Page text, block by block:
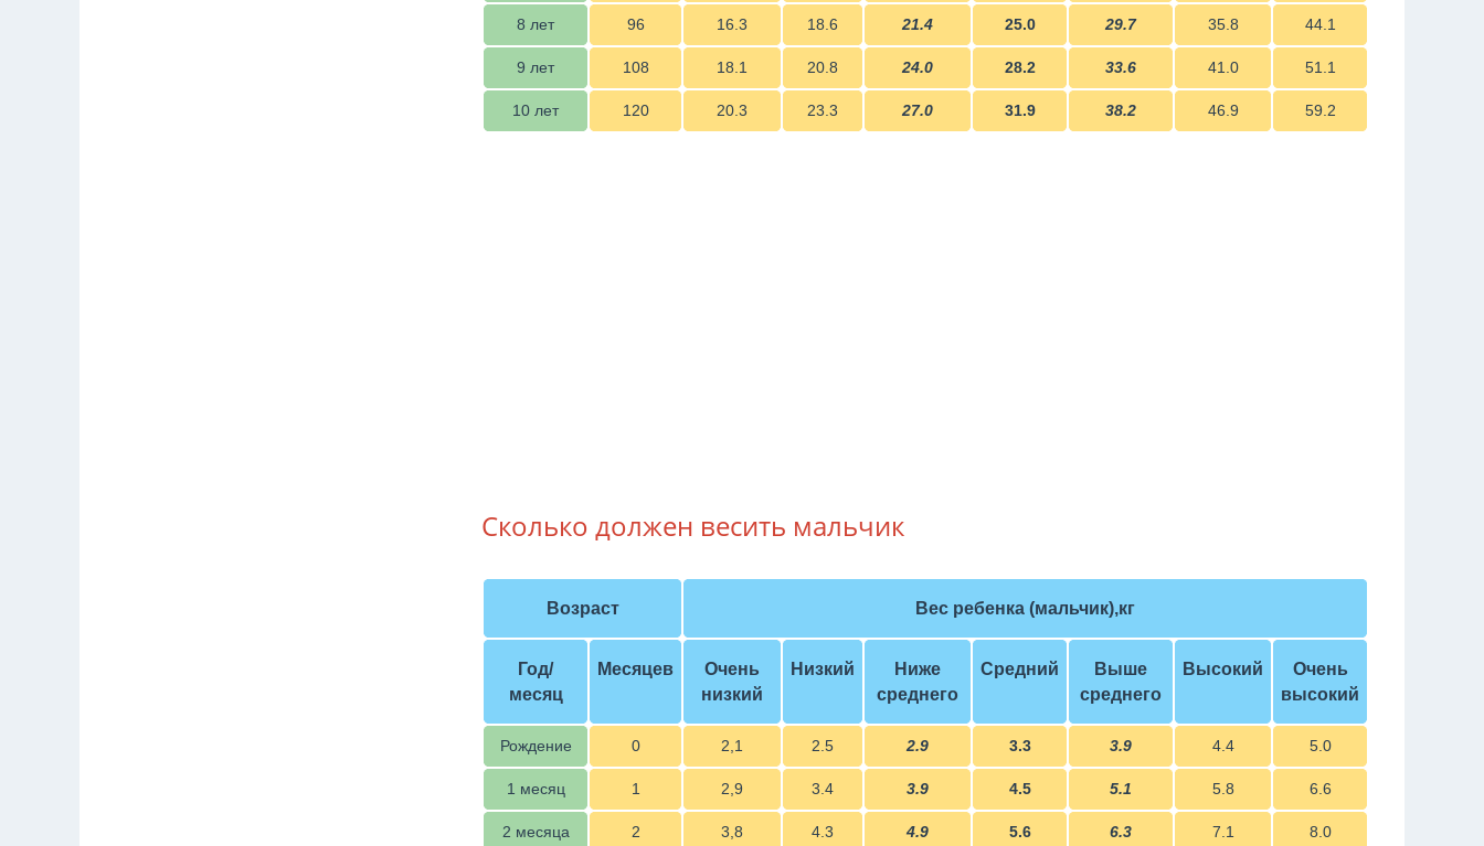
8 лет 96 16.3 18.6 21.4 25.0 29.7 35.8 44.1
9 лет 108 18.1 20.8 24.0 28.2 33.6 41.0 51.1
10 лет 120 20.3 23.3 27.0 31.9 38.2 46.9 59.2
Сколько должен весить мальчик
Возраст Вес ребенка (мальчик),кг
Год/
месяц
Месяцев
Очень
низкий
Низкий
Ниже
среднего
Средний
Выше
среднего
Высокий
Очень
высокий
Рождение 0 2,1 2.5 2.9 3.3 3.9 4.4 5.0
1 месяц 1 2,9 3.4 3.9 4.5 5.1 5.8 6.6
2 месяца 2 3,8 4.3 4.9 5.6 6.3 7.1 8.0